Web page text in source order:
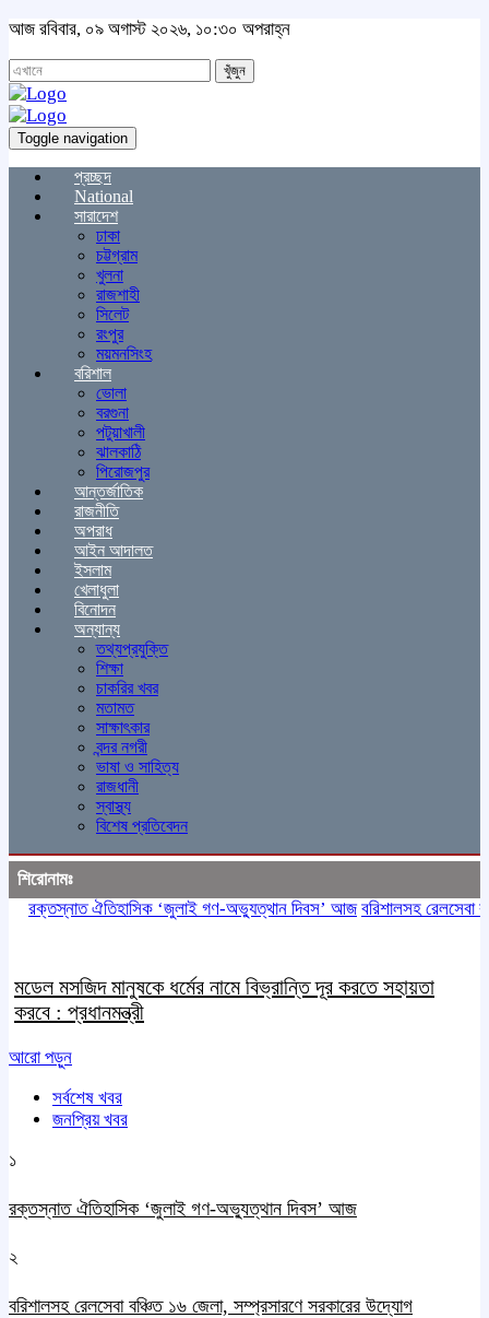
আজ রবিবার, ০৯ অগাস্ট ২০২৬, ১০:৩০ অপরাহ্ন
খুঁজুন
Toggle navigation
প্রচ্ছদ
National
সারাদেশ
ঢাকা
চট্টগ্রাম
খুলনা
রাজশাহী
সিলেট
রংপুর
ময়মনসিংহ
বরিশাল
ভোলা
বরগুনা
পটুয়াখালী
ঝালকাঠি
পিরোজপুর
আন্তর্জাতিক
রাজনীতি
অপরাধ
আইন আদালত
ইসলাম
খেলাধুলা
বিনোদন
অন্যান্য
তথ্যপ্রযুক্তি
শিক্ষা
চাকরির খবর
মতামত
সাক্ষাৎকার
বন্দর নগরী
ভাষা ও সাহিত্য
রাজধানী
স্বাস্থ্য
বিশেষ প্রতিবেদন
শিরোনামঃ
রক্তস্নাত ঐতিহাসিক ‌‘জুলাই গণ-অভ্যুত্থান দিবস’ আজ বরিশালসহ রেলসেবা
মডেল মসজিদ মানুষকে ধর্মের নামে বিভ্রান্তি দূর করতে সহায়তা
করবে : প্রধানমন্ত্রী
আরো পড়ুন
সর্বশেষ খবর
জনপ্রিয় খবর
১
রক্তস্নাত ঐতিহাসিক ‌‘জুলাই গণ-অভ্যুত্থান দিবস’ আজ
২
বরিশালসহ রেলসেবা বঞ্চিত ১৬ জেলা, সম্প্রসারণে সরকারের উদ্যোগ